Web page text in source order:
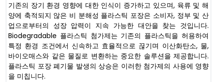
기존의 장기 환경 영향에 대한 인식이 증가하고 있으며, 육류 및 해
양에 축적되지 않은 비 분해성 플라스틱 포장은 소비자, 정부 및 산
업으로부터의 성장 압력이 지속 가능한 대안을 찾는 것입니다.
Biodegradable 플라스틱 첨가제는 기존의 플라스틱을 허용하여
특정 환경 조건에서 신속하고 효율적으로 끊기며 이산화탄소, 물,
바이오매스와 같은 물질로 변환하는 중요한 솔루션을 제공합니다.
플라스틱 포장 폐기물 발생의 상승은 이러한 첨가제의 사용에 영향
을 미칩니다.